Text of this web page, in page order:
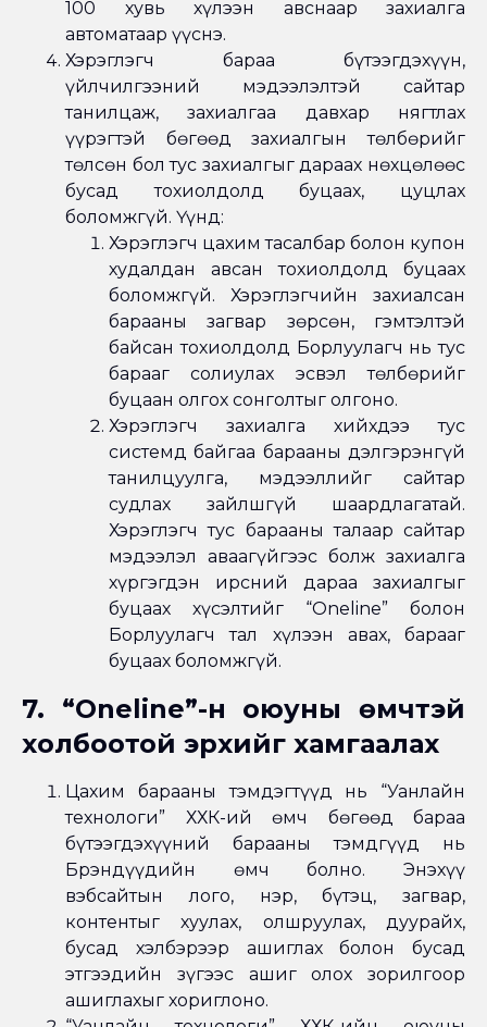
100 хувь хүлээн авснаар захиалга
автоматаар үүснэ.
Хэрэглэгч бараа бүтээгдэхүүн,
үйлчилгээний мэдээлэлтэй сайтар
танилцаж, захиалгаа давхар нягтлах
үүрэгтэй бөгөөд захиалгын төлбөрийг
төлсөн бол тус захиалгыг дараах нөхцөлөөс
бусад тохиолдолд буцаах, цуцлах
боломжгүй. Үүнд:
Хэрэглэгч цахим тасалбар болон купон
худалдан авсан тохиолдолд буцаах
боломжгүй. Хэрэглэгчийн захиалсан
барааны загвар зөрсөн, гэмтэлтэй
байсан тохиолдолд Борлуулагч нь тус
барааг солиулах эсвэл төлбөрийг
буцаан олгох сонголтыг олгоно.
Хэрэглэгч захиалга хийхдээ тус
системд байгаа барааны дэлгэрэнгүй
танилцуулга, мэдээллийг сайтар
судлах зайлшгүй шаардлагатай.
Хэрэглэгч тус барааны талаар сайтар
мэдээлэл аваагүйгээс болж захиалга
хүргэгдэн ирсний дараа захиалгыг
буцаах хүсэлтийг “Oneline” болон
Борлуулагч тал хүлээн авах, барааг
буцаах боломжгүй.
7. “Oneline”-н оюуны өмчтэй
холбоотой эрхийг хамгаалах
Цахим барааны тэмдэгтүүд нь “Уанлайн
технологи” ХХК-ий өмч бөгөөд бараа
бүтээгдэхүүний барааны тэмдгүүд нь
Брэндүүдийн өмч болно. Энэхүү
вэбсайтын лого, нэр, бүтэц, загвар,
контентыг хуулах, олшруулах, дуурайх,
бусад хэлбэрээр ашиглах болон бусад
этгээдийн зүгээс ашиг олох зорилгоор
ашиглахыг хориглоно.